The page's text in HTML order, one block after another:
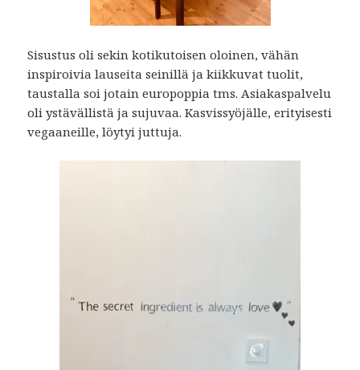
Sisustus oli sekin kotikutoisen oloinen, vähän
inspiroivia lauseita seinillä ja kiikkuvat tuolit,
taustalla soi jotain europoppia tms. Asiakaspalvelu
oli ystävällistä ja sujuvaa. Kasvissyöjälle, erityisesti
vegaaneille, löytyi juttuja.